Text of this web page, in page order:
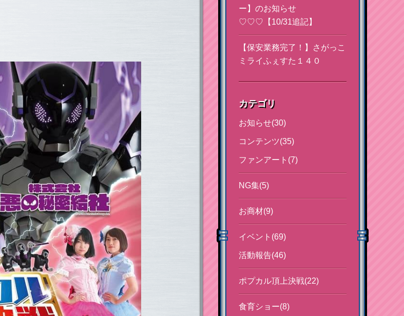
ー】のお知らせ
♡♡♡【10/31追記】
【保安業務完了！】さがっこ
ミライふぇすた１４０
カテゴリ
お知らせ(30)
コンテンツ(35)
ファンアート(7)
NG集(5)
お商材(9)
イベント(69)
活動報告(46)
ポプカル頂上決戦(22)
食育ショー(8)